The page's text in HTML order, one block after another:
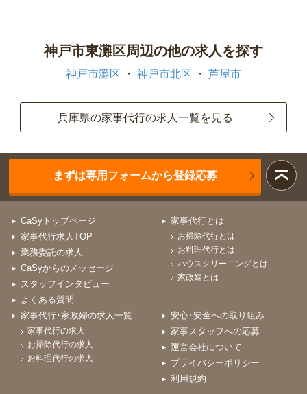
神戸市東灘区周辺の他の求人を探す
神戸市灘区 神戸市北区 芦屋市
兵庫県の家事代行の求人一覧を見る
まずは専用フォームから登録応募
CaSyトップページ
家事代行求人TOP
業務委託の求人
CaSyからのメッセージ
スタッフインタビュー
よくある質問
家事代行とは
お掃除代行とは
お料理代行とは
ハウスクリーニングとは
家政婦とは
家事代行･家政婦の求人一覧
家事代行の求人
お掃除代行の求人
お料理代行の求人
安心･安全への取り組み
家事スタッフへの応募
運営会社について
プライバシーポリシー
利用規約